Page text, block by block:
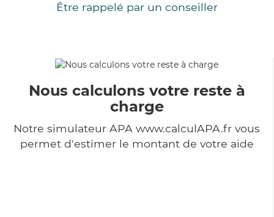
Être rappelé par un conseiller
Nous calculons votre reste à
charge
Notre simulateur APA www.calculAPA.fr vous
permet d'estimer le montant de votre aide